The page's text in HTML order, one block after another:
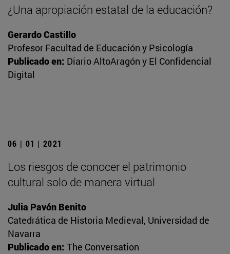
¿Una apropiación estatal de la educación?
Gerardo Castillo
Profesor Facultad de Educación y Psicología
Publicado en: Diario AltoAragón y El Confidencial
Digital
06 | 01 | 2021
Los riesgos de conocer el patrimonio
cultural solo de manera virtual
Julia Pavón Benito
Catedrática de Historia Medieval, Universidad de
Navarra
Publicado en: The Conversation